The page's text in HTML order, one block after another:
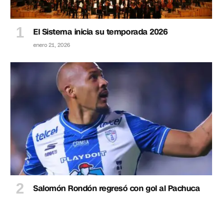
El Sistema inicia su temporada 2026
enero 21, 2026
Salomón Rondón regresó con gol al Pachuca